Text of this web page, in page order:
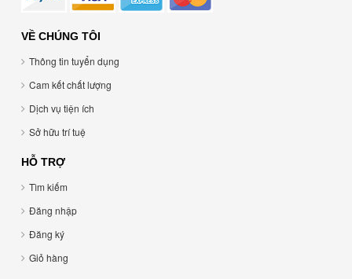
VỀ CHÚNG TÔI
Thông tin tuyển dụng
Cam kết chất lượng
Dịch vụ tiện ích
Sở hữu trí tuệ
HỖ TRỢ
Tìm kiếm
Đăng nhập
Đăng ký
Giỏ hàng